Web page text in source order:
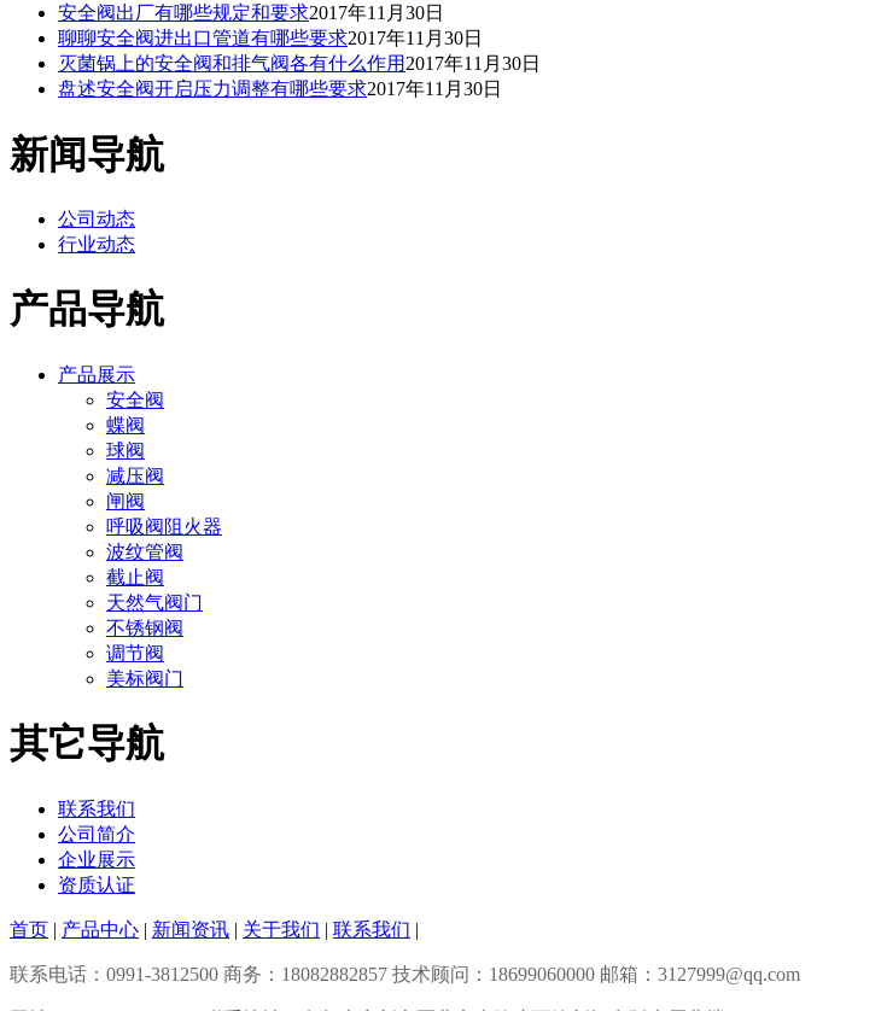
安全阀出厂有哪些规定和要求2017年11月30日
聊聊安全阀进出口管道有哪些要求2017年11月30日
灭菌锅上的安全阀和排气阀各有什么作用 2017年11月30日
盘述安全阀开启压力调整有哪些要求2017年11月30日
新闻导航
公司动态
行业动态
产品导航
产品展示
安全阀
蝶阀
球阀
减压阀
闸阀
呼吸阀阻火器
波纹管阀
截止阀
天然气阀门
不锈钢阀
调节阀
美标阀门
其它导航
联系我们
公司简介
企业展示
资质认证
首页 | 产品中心 | 新闻资讯 | 关于我们 | 联系我们 |
联系电话：0991-3812500 商务：18082882857 技术顾问：18699060000 邮箱：3127999@qq.com